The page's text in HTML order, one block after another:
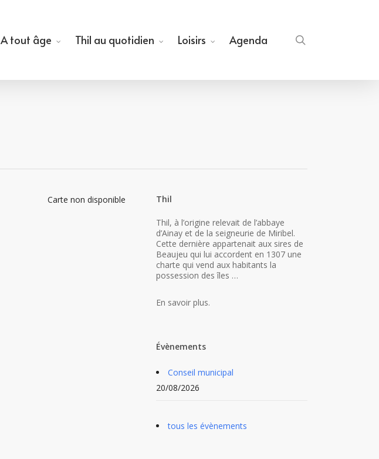
A tout âge Thil au quotidien Loisirs Agenda
Carte non disponible Thil
Thil, à l’origine relevait de l’abbaye
d’Ainay et de la seigneurie de Miribel.
Cette dernière appartenait aux sires de
Beaujeu qui lui accordent en 1307 une
charte qui vend aux habitants la
possession des îles …
En savoir plus.
Évènements
Conseil municipal
20/08/2026
tous les évènements